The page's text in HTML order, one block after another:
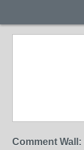
Comment Wall: